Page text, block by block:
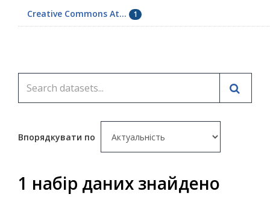
Creative Commons At... 1
Впорядкувати по
1 набір даних знайдено